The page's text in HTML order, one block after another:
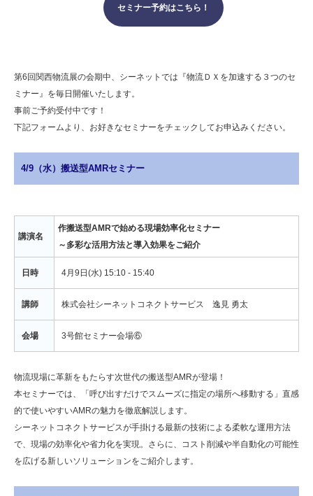
セミナー予約はこちら！
第6回関西物流展の会期中、シーネットでは『物流ＤＸを加速する３つのセ
ミナー』を毎日開催いたします。
事前ご予約受付中です！
下記フォームより、お好きなセミナーをチェックしてお申込みください。
4/9（水）搬送型AMRセミナー
講演名
作搬送型AMRで始める現場効率化セミナー
～多彩な活用方法と導入効果をご紹介
日時 4月9日(水) 15:10 - 15:40
講師 株式会社シーネットコネクトサービス 逸見 勇太
会場 3号館セミナー会場⑥
物流現場に革新をもたらす次世代の搬送型AMRが登場！
本セミナーでは、「呼び出すだけでスムーズに指定の場所へ移動する」直感
的で使いやすいAMRの魅力を徹底解説します。
シーネットコネクトサービスが手掛ける最新の技術による柔軟な運用方法
で、現場の効率化や省力化を実現。さらに、コスト削減や半自動化の可能性
を広げる新しいソリューションをご紹介します。